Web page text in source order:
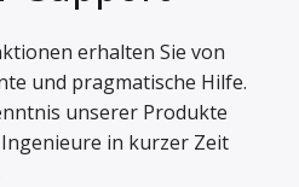
erhalten Sie von
und pragmatische Hilfe.
unserer Produkte
in kurzer Zeit